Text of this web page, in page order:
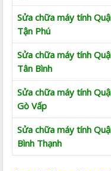
Sửa chữa máy tính
Tận Phú
Sửa chữa máy tính
Tân Bình
Sửa chữa máy tính
Gò Vấp
Sửa chữa máy tính
Bình Thạnh